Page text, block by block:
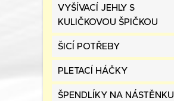
VYŠÍVACÍ JEHLY S
KULIČKOVOU ŠPIČKOU
ŠICÍ POTŘEBY
PLETACÍ HÁČKY
ŠPENDLÍKY NA NÁSTĚNKU